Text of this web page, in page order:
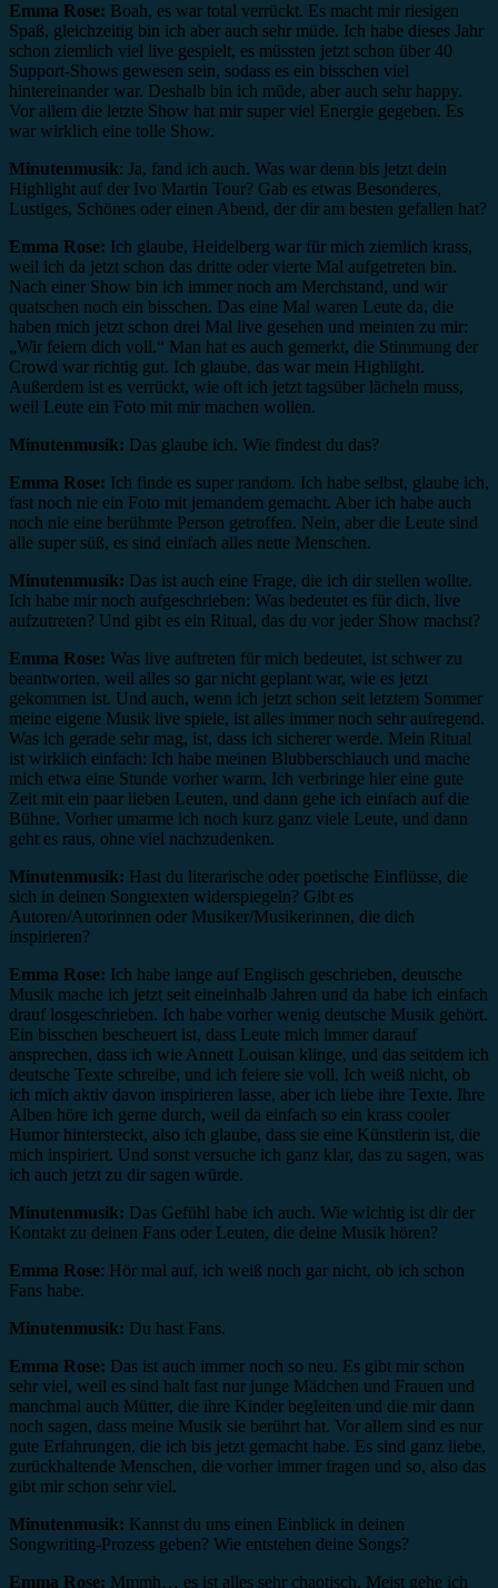
Emma Rose: Boah, es war total verrückt. Es macht mir riesigen
Spaß, gleichzeitig bin ich aber auch sehr müde. Ich habe dieses Jahr
schon ziemlich viel live gespielt, es müssten jetzt schon über 40
Support-Shows gewesen sein, sodass es ein bisschen viel
hintereinander war. Deshalb bin ich müde, aber auch sehr happy.
Vor allem die letzte Show hat mir super viel Energie gegeben. Es
war wirklich eine tolle Show.
Minutenmusik: Ja, fand ich auch. Was war denn bis jetzt dein
Highlight auf der Ivo Martin Tour? Gab es etwas Besonderes,
Lustiges, Schönes oder einen Abend, der dir am besten gefallen hat?
Emma Rose: Ich glaube, Heidelberg war für mich ziemlich krass,
weil ich da jetzt schon das dritte oder vierte Mal aufgetreten bin.
Nach einer Show bin ich immer noch am Merchstand, und wir
quatschen noch ein bisschen. Das eine Mal waren Leute da, die
haben mich jetzt schon drei Mal live gesehen und meinten zu mir:
„Wir feiern dich voll.“ Man hat es auch gemerkt, die Stimmung der
Crowd war richtig gut. Ich glaube, das war mein Highlight.
Außerdem ist es verrückt, wie oft ich jetzt tagsüber lächeln muss,
weil Leute ein Foto mit mir machen wollen.
Minutenmusik: Das glaube ich. Wie findest du das?
Emma Rose: Ich finde es super random. Ich habe selbst, glaube ich,
fast noch nie ein Foto mit jemandem gemacht. Aber ich habe auch
noch nie eine berühmte Person getroffen. Nein, aber die Leute sind
alle super süß, es sind einfach alles nette Menschen.
Minutenmusik: Das ist auch eine Frage, die ich dir stellen wollte.
Ich habe mir noch aufgeschrieben: Was bedeutet es für dich, live
aufzutreten? Und gibt es ein Ritual, das du vor jeder Show machst?
Emma Rose: Was live auftreten für mich bedeutet, ist schwer zu
beantworten, weil alles so gar nicht geplant war, wie es jetzt
gekommen ist. Und auch, wenn ich jetzt schon seit letztem Sommer
meine eigene Musik live spiele, ist alles immer noch sehr aufregend.
Was ich gerade sehr mag, ist, dass ich sicherer werde. Mein Ritual
ist wirklich einfach: Ich habe meinen Blubberschlauch und mache
mich etwa eine Stunde vorher warm. Ich verbringe hier eine gute
Zeit mit ein paar lieben Leuten, und dann gehe ich einfach auf die
Bühne. Vorher umarme ich noch kurz ganz viele Leute, und dann
geht es raus, ohne viel nachzudenken.
Minutenmusik: Hast du literarische oder poetische Einflüsse, die
sich in deinen Songtexten widerspiegeln? Gibt es
Autoren/Autorinnen oder Musiker/Musikerinnen, die dich
inspirieren?
Emma Rose: Ich habe lange auf Englisch geschrieben, deutsche
Musik mache ich jetzt seit eineinhalb Jahren und da habe ich einfach
drauf losgeschrieben. Ich habe vorher wenig deutsche Musik gehört.
Ein bisschen bescheuert ist, dass Leute mich immer darauf
ansprechen, dass ich wie Annett Louisan klinge, und das seitdem ich
deutsche Texte schreibe, und ich feiere sie voll. Ich weiß nicht, ob
ich mich aktiv davon inspirieren lasse, aber ich liebe ihre Texte. Ihre
Alben höre ich gerne durch, weil da einfach so ein krass cooler
Humor hintersteckt, also ich glaube, dass sie eine Künstlerin ist, die
mich inspiriert. Und sonst versuche ich ganz klar, das zu sagen, was
ich auch jetzt zu dir sagen würde.
Minutenmusik: Das Gefühl habe ich auch. Wie wichtig ist dir der
Kontakt zu deinen Fans oder Leuten, die deine Musik hören?
Emma Rose: Hör mal auf, ich weiß noch gar nicht, ob ich schon
Fans habe.
Minutenmusik: Du hast Fans.
Emma Rose: Das ist auch immer noch so neu. Es gibt mir schon
sehr viel, weil es sind halt fast nur junge Mädchen und Frauen und
manchmal auch Mütter, die ihre Kinder begleiten und die mir dann
noch sagen, dass meine Musik sie berührt hat. Vor allem sind es nur
gute Erfahrungen, die ich bis jetzt gemacht habe. Es sind ganz liebe,
zurückhaltende Menschen, die vorher immer fragen und so, also das
gibt mir schon sehr viel.
Minutenmusik: Kannst du uns einen Einblick in deinen
Songwriting-Prozess geben? Wie entstehen deine Songs?
Emma Rose: Mmmh… es ist alles sehr chaotisch. Meist gehe ich